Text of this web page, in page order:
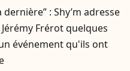
: Shy’m adresse
Frérot quelques
événement qu'ils ont